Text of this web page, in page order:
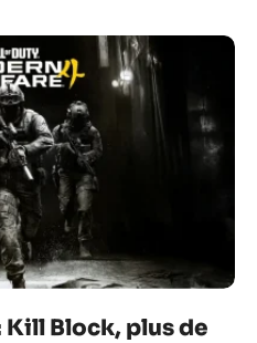
Kill Block, plus de